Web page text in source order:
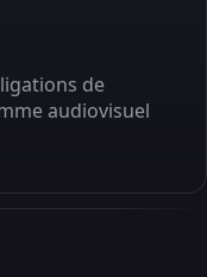
de
audiovisuel